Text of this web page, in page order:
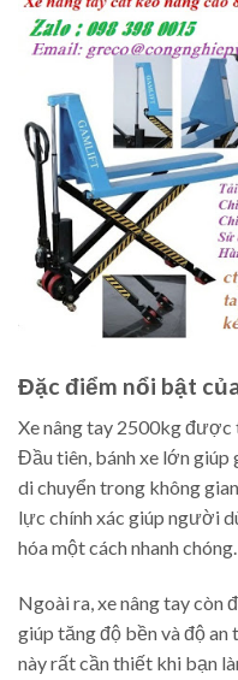
Đặc điểm nổi bật
Xe nâng tay 2500kg được
Đầu tiên, bánh xe lớn giúp
di chuyển trong không
lực chính xác giúp người
hóa một cách nhanh chóng.
Ngoài ra, xe nâng tay còn
giúp tăng độ bền và độ
này rất cần thiết khi bạn